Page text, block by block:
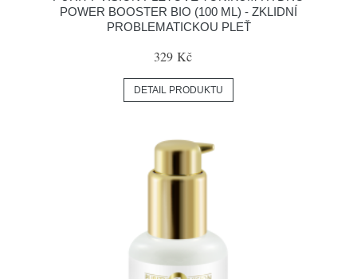
POWER BOOSTER BIO (100 ML) - ZKLIDNÍ
PROBLEMATICKOU PLEŤ
329 Kč
DETAIL PRODUKTU